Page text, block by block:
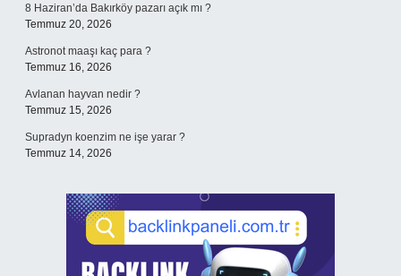
8 Haziran’da Bakırköy pazarı açık mı ?
Temmuz 20, 2026
Astronot maaşı kaç para ?
Temmuz 16, 2026
Avlanan hayvan nedir ?
Temmuz 15, 2026
Supradyn koenzim ne işe yarar ?
Temmuz 14, 2026